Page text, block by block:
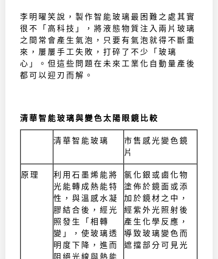
李明曜笑說，製作智能玻璃最困難之處其實
很不「高科技」，將液態物質注入兩片玻璃
之間常會產生氣泡，只要有氣泡就得不斷重
來，屢屢手工失敗，打碎了不少「玻璃
心」。但這些問題在未來工業化自動量產後
都可以迎刃而解。
清華智能玻璃與變色太陽眼鏡比較
清華智能玻璃
市售感光變色鏡
片
原理
利用石墨烯能將
光能轉成熱能特
性，與溫感水凝
膠結合後，經光
照發生「相轉
變」，使玻璃透
明度下降，進而
阻絕光線與熱能
氯化銀或鹵化物
塗佈於鏡面或添
加於鏡材之中，
經紫外光照射後
產生化學反應，
導致玻璃變色而
遮擋部分可見光